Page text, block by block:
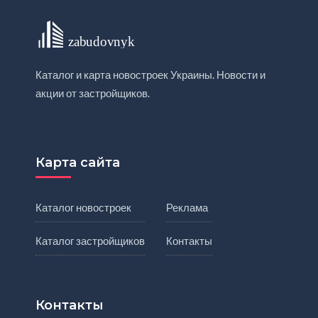
Каталог и карта новостроек Украины. Новости и
акции от застройщиков.
Карта сайта
Каталог новостроек
Каталог застройщиков
Реклама
Контакты
Контакты